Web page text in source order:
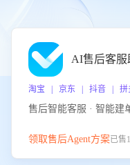
AI售后客服
淘宝 | 京东 | 抖音 | 拼
领取售后Agent方案已售